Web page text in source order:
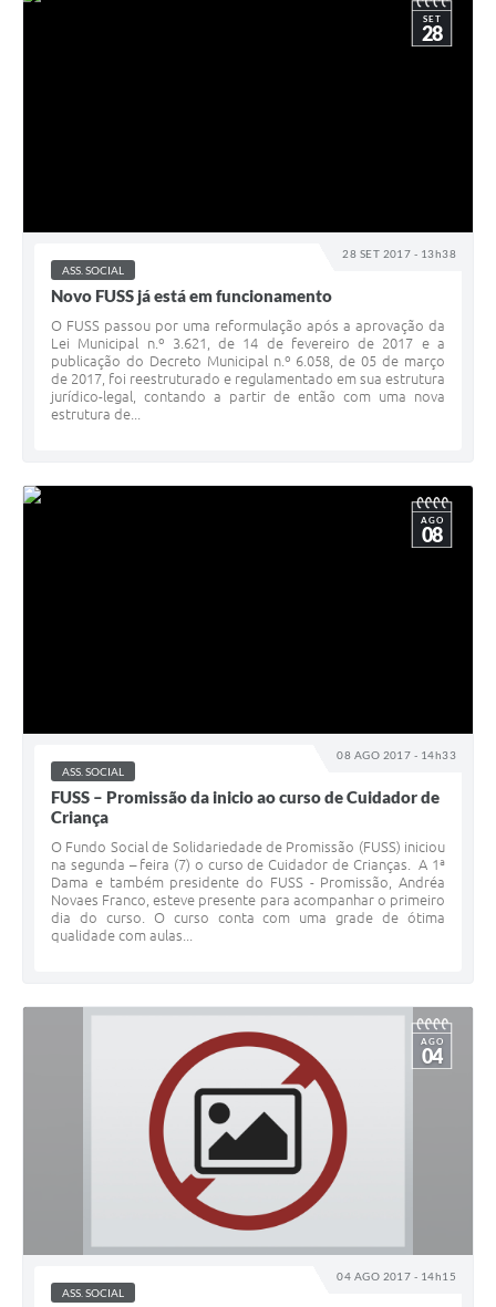
28 SET 2017 - 13h38
SET
28
ASS. SOCIAL
Novo FUSS já está em funcionamento
O FUSS passou por uma reformulação após a aprovação da
Lei Municipal n.º 3.621, de 14 de fevereiro de 2017 e a
publicação do Decreto Municipal n.º 6.058, de 05 de março
de 2017, foi reestruturado e regulamentado em sua estrutura
jurídico-legal, contando a partir de então com uma nova
estrutura de...
08 AGO 2017 - 14h33
AGO
08
ASS. SOCIAL
FUSS – Promissão da inicio ao curso de Cuidador de
Criança
O Fundo Social de Solidariedade de Promissão (FUSS) iniciou
na segunda – feira (7) o curso de Cuidador de Crianças. A 1ª
Dama e também presidente do FUSS - Promissão, Andréa
Novaes Franco, esteve presente para acompanhar o primeiro
dia do curso. O curso conta com uma grade de ótima
qualidade com aulas...
04 AGO 2017 - 14h15
AGO
04
ASS. SOCIAL